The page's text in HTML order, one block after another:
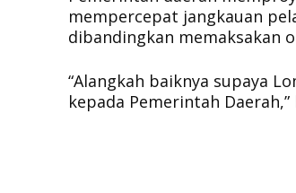
mempercepat jangkauan
dibandingkan memaksakan
​“Alangkah baiknya supaya
kepada Pemerintah